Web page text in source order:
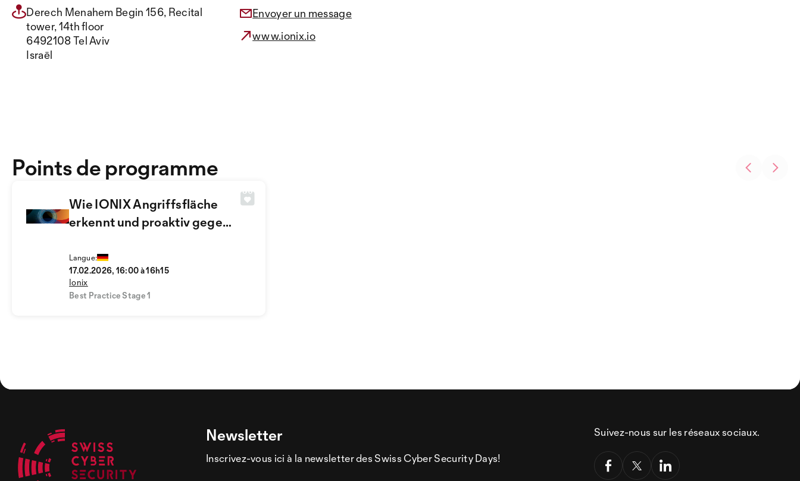
Derech Menahem Begin 156, Recital
tower, 14th floor
6492108 Tel Aviv
Israël
Envoyer un message
www.ionix.io
Wie IONIX Angriffsfläche
erkennt und proaktiv gegen
Langue:
17.02.2026, 16:00 à 16h15
Ionix
Best Practice Stage 1
Points de programme
Newsletter
Inscrivez-vous ici à la newsletter des Swiss Cyber Security Days!
Suivez-nous sur les réseaux sociaux.